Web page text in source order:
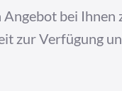
bei Ihnen
zur Verfügung